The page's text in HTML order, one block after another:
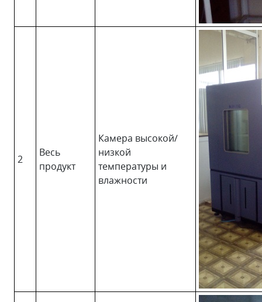
2
Весь
продукт
Камера высокой/
низкой
температуры и
влажности